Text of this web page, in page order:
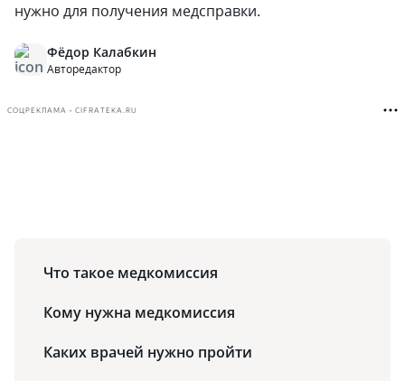
нужно для получения медсправки.
Фёдор Калабкин
Авторедактор
СОЦРЕКЛАМА • CIFRATEKA.RU
Что такое медкомиссия
Кому нужна медкомиссия
Каких врачей нужно пройти